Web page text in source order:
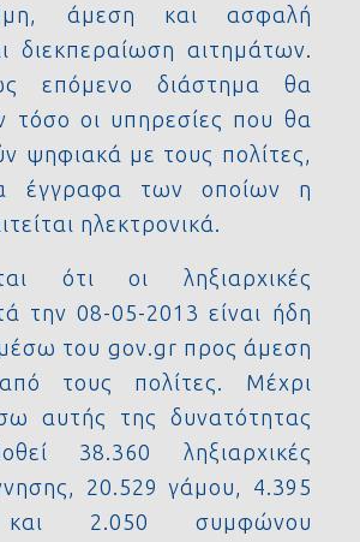
άμεση και ασφαλή
διεκπεραίωση αιτημάτων.
επόμενο διάστημα θα
τόσο οι υπηρεσίες που θα
ψηφιακά με τους πολίτες,
έγγραφα των οποίων η
ηλεκτρονικά.
ότι οι ληξιαρχικές
την 08-05-2013 είναι ήδη
μέσω του gov.gr προς άμεση
τους πολίτες. Μέχρι
αυτής της δυνατότητας
38.360 ληξιαρχικές
20.529 γάμου, 4.395
και 2.050 συμφώνου